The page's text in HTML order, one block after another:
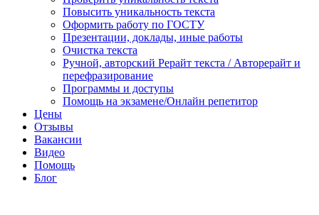
Повысить уникальность текста
Оформить работу по ГОСТУ
Презентации, доклады, иные работы
Очистка текста
Ручной, авторский Рерайт текста / Авторерайт и
перефразирование
Программы и доступы
Помощь на экзамене/Онлайн репетитор
Цены
Отзывы
Вакансии
Видео
Помощь
Блог